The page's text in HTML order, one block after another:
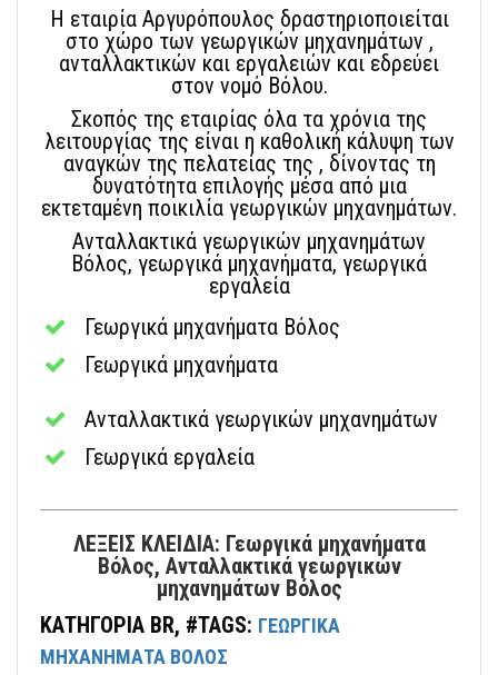
Η εταιρία Αργυρόπουλος δραστηριοποιείται
στο χώρο των γεωργικών μηχανημάτων ,
ανταλλακτικών και εργαλειών και εδρεύει
στον νομό Βόλου.
Σκοπός της εταιρίας όλα τα χρόνια της
λειτουργίας της είναι η καθολική κάλυψη των
αναγκών της πελατείας της , δίνοντας τη
δυνατότητα επιλογής μέσα από μια
εκτεταμένη ποικιλία γεωργικών μηχανημάτων.
Ανταλλακτικά γεωργικών μηχανημάτων
Βόλος, γεωργικά μηχανήματα, γεωργικά
εργαλεία
Γεωργικά μηχανήματα Βόλος
Γεωργικά μηχανήματα
Ανταλλακτικά γεωργικών μηχανημάτων
Γεωργικά εργαλεία
ΛΕΞΕΙΣ ΚΛΕΙΔΙΑ: Γεωργικά μηχανήματα
Βόλος, Ανταλλακτικά γεωργικών
μηχανημάτων Βόλος
ΚΑΤΗΓΟΡΙΑ BR, #TAGS: ΓΕΩΡΓΙΚΑ
ΜΗΧΑΝΗΜΑΤΑ ΒΟΛΟΣ